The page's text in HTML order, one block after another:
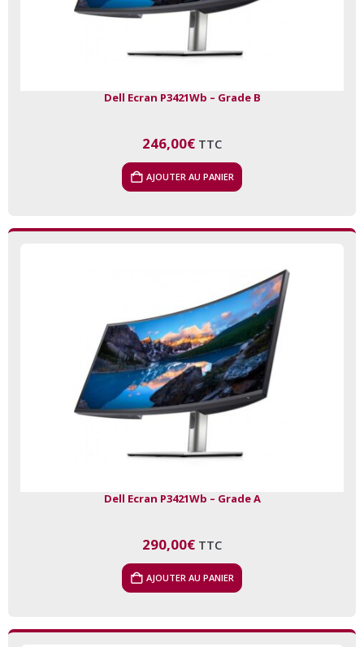
Dell Ecran P3421Wb – Grade B
246,00€ TTC
AJOUTER AU PANIER
Dell Ecran P3421Wb – Grade A
290,00€ TTC
AJOUTER AU PANIER